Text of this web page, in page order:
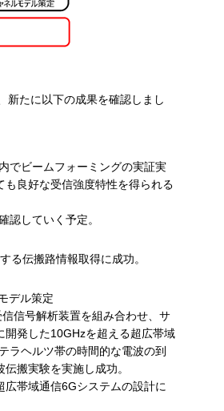
、新たに以下の成果を確認しまし
でビームフォーミングの実証実
良好な受信強度特性を得られる
認していく予定。
る伝搬路情報取得に成功。
デル策定
信号解析装置を組み合わせ、サ
発した10GHzを超える超広帯域
ラヘルツ帯の時間的な電波の到
搬実験を実施し成功。
帯域通信6Gシステムの設計に